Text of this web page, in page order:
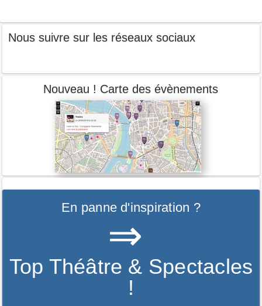
Nous suivre sur les réseaux sociaux
Nouveau ! Carte des évènements
En panne d'inspiration ?
⇒
Top Théâtre & Spectacles
!